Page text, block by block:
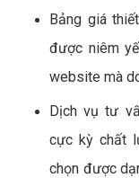
Bảng giá
được niêm
website mà
Dịch vụ tư
cực kỳ chất
chọn được